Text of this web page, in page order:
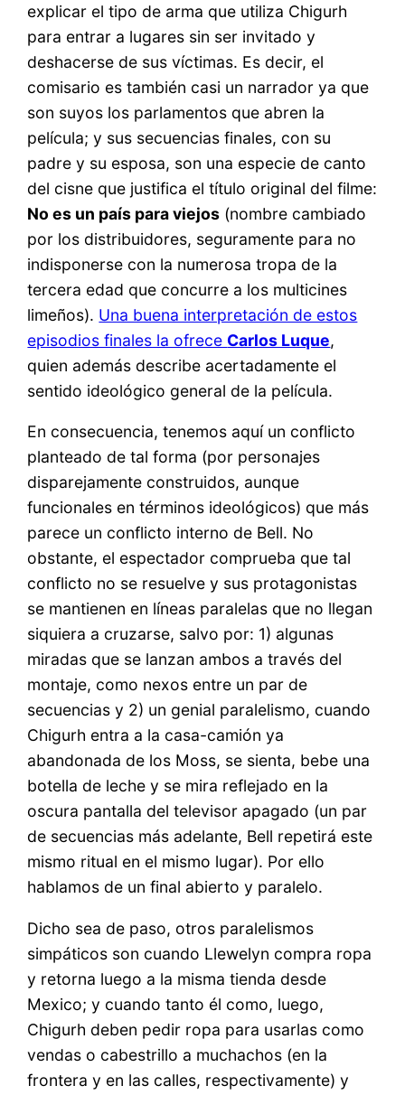
explicar el tipo de arma que utiliza Chigurh
para entrar a lugares sin ser invitado y
deshacerse de sus víctimas. Es decir, el
comisario es también casi un narrador ya que
son suyos los parlamentos que abren la
película; y sus secuencias finales, con su
padre y su esposa, son una especie de canto
del cisne que justifica el título original del filme:
No es un país para viejos (nombre cambiado
por los distribuidores, seguramente para no
indisponerse con la numerosa tropa de la
tercera edad que concurre a los multicines
limeños). Una buena interpretación de estos
episodios finales la ofrece Carlos Luque,
quien además describe acertadamente el
sentido ideológico general de la película.
En consecuencia, tenemos aquí un conflicto
planteado de tal forma (por personajes
disparejamente construidos, aunque
funcionales en términos ideológicos) que más
parece un conflicto interno de Bell. No
obstante, el espectador comprueba que tal
conflicto no se resuelve y sus protagonistas
se mantienen en líneas paralelas que no llegan
siquiera a cruzarse, salvo por: 1) algunas
miradas que se lanzan ambos a través del
montaje, como nexos entre un par de
secuencias y 2) un genial paralelismo, cuando
Chigurh entra a la casa-camión ya
abandonada de los Moss, se sienta, bebe una
botella de leche y se mira reflejado en la
oscura pantalla del televisor apagado (un par
de secuencias más adelante, Bell repetirá este
mismo ritual en el mismo lugar). Por ello
hablamos de un final abierto y paralelo.
Dicho sea de paso, otros paralelismos
simpáticos son cuando Llewelyn compra ropa
y retorna luego a la misma tienda desde
Mexico; y cuando tanto él como, luego,
Chigurh deben pedir ropa para usarlas como
vendas o cabestrillo a muchachos (en la
frontera y en las calles, respectivamente) y